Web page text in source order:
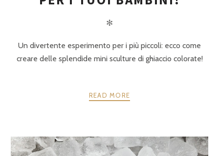
✻
Un divertente esperimento per i più piccoli: ecco come
creare delle splendide mini sculture di ghiaccio colorate!
READ MORE